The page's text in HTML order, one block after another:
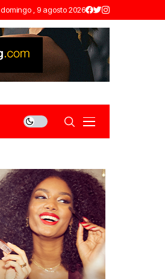
domingo , 9 agosto 2026